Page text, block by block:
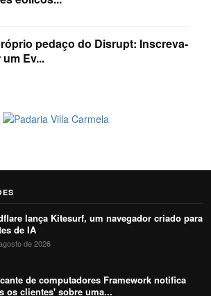
pedaço do Disrupt: Inscreva-
Ev...
lança Kitesurf, um navegador criado para
de IA
de 2026
de computadores Framework notifica
os clientes' sobre uma...